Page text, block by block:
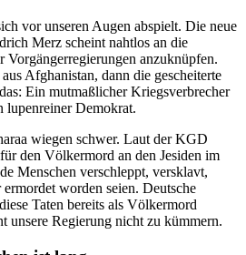
vor unseren Augen abspielt. Die neue
Merz scheint nahtlos an die
Vorgängerregierungen anzuknüpfen.
Afghanistan, dann die gescheiterte
Ein mutmaßlicher Kriegsverbrecher
lupenreiner Demokrat.
wiegen schwer. Laut der KGD
den Völkermord an den Jesiden im
Menschen verschleppt, versklavt,
worden seien. Deutsche
Taten bereits als Völkermord
unsere Regierung nicht zu kümmern.